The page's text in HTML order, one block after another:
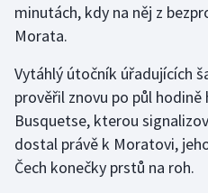
minutách, kdy na něj z
Morata.
Vytáhlý útočník úřadujících
prověřil znovu po půl hodině
Busquetse, kterou
dostal právě k Moratovi,
Čech konečky prstů na roh.